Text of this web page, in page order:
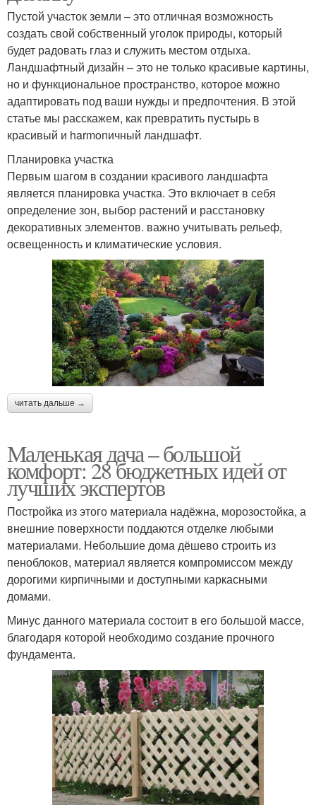
Пустой участок земли – это отличная возможность
создать свой собственный уголок природы, который
будет радовать глаз и служить местом отдыха.
Ландшафтный дизайн – это не только красивые картины,
но и функциональное пространство, которое можно
адаптировать под ваши нужды и предпочтения. В этой
статье мы расскажем, как превратить пустырь в
красивый и harmonичный ландшафт.
Планировка участка
Первым шагом в создании красивого ландшафта
является планировка участка. Это включает в себя
определение зон, выбор растений и расстановку
декоративных элементов. важно учитывать рельеф,
освещенность и климатические условия.
читать дальше →
Маленькая дача – большой
комфорт: 28 бюджетных идей от
лучших экспертов
Постройка из этого материала надёжна, морозостойка, а
внешние поверхности поддаются отделке любыми
материалами. Небольшие дома дёшево строить из
пеноблоков, материал является компромиссом между
дорогими кирпичными и доступными каркасными
домами.
Минус данного материала состоит в его большой массе,
благодаря которой необходимо создание прочного
фундамента.